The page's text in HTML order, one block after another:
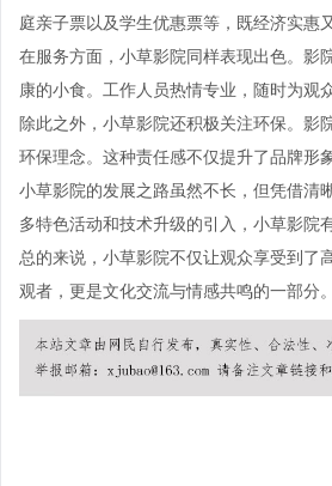
庭亲子票以及学生优惠票等，既经济实惠
在服务方面，小草影院同样表现出色。影
康的小食。工作人员热情专业，随时为观
除此之外，小草影院还积极关注环保。影
环保理念。这种责任感不仅提升了品牌形
小草影院的发展之路虽然不长，但凭借清
多特色活动和技术升级的引入，小草影院
总的来说，小草影院不仅让观众享受到了
观者，更是文化交流与情感共鸣的一部分